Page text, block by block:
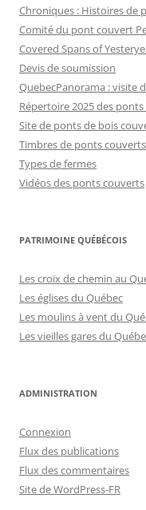
Chroniques : Histoires de
Comité du pont couvert
Covered Spans of
Devis de soumission
QuebecPanorama : visite
Répertoire 2025 des
Site de ponts de bois
Timbres de ponts couverts
Types de fermes
Vidéos des ponts couverts
PATRIMOINE QUÉBÉCOIS
Les croix de chemin au
Les églises du Québec
Les moulins à vent du
Les vieilles gares du
ADMINISTRATION
Connexion
Flux des publications
Flux des commentaires
Site de WordPress-FR